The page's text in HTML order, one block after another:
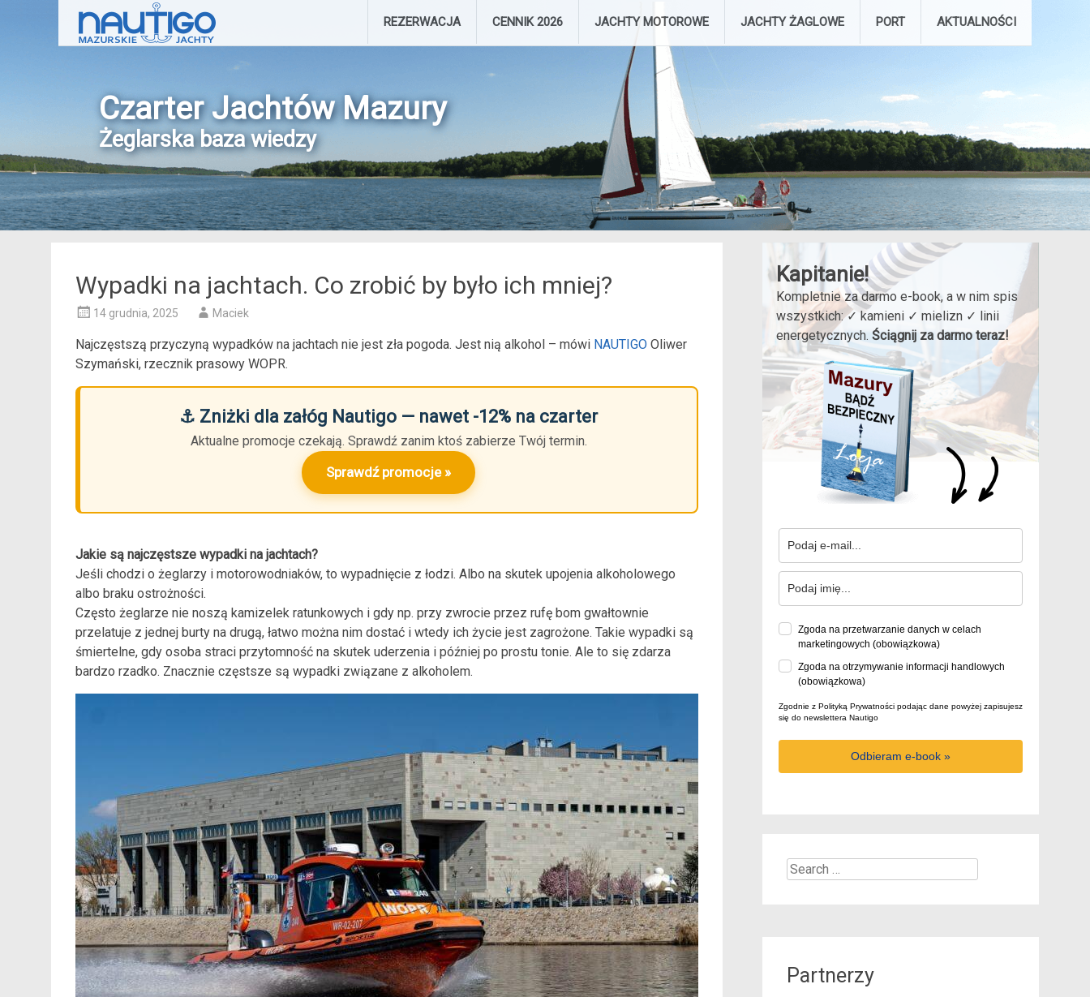
to
content
REZERWACJA CENNIK 2026 JACHTY MOTOROWE JACHTY ŻAGLOWE PORT AKTUALNOŚCI
Czarter Jachtów Mazury
Żeglarska baza wiedzy
Wypadki na jachtach. Co zrobić by było ich mniej?
14 grudnia, 2025 Maciek
Najczęstszą przyczyną wypadków na jachtach nie jest zła pogoda. Jest nią alkohol – mówi NAUTIGO Oliwer
Szymański, rzecznik prasowy WOPR.
⚓ Zniżki dla załóg Nautigo — nawet -12% na czarter
Aktualne promocje czekają. Sprawdź zanim ktoś zabierze Twój termin.
Sprawdź promocje »
Jakie są najczęstsze wypadki na jachtach?
Jeśli chodzi o żeglarzy i motorowodniaków, to wypadnięcie z łodzi. Albo na skutek upojenia alkoholowego
albo braku ostrożności.
Często żeglarze nie noszą kamizelek ratunkowych i gdy np. przy zwrocie przez rufę bom gwałtownie
przelatuje z jednej burty na drugą, łatwo można nim dostać i wtedy ich życie jest zagrożone. Takie wypadki są
śmiertelne, gdy osoba straci przytomność na skutek uderzenia i później po prostu tonie. Ale to się zdarza
bardzo rzadko. Znacznie częstsze są wypadki związane z alkoholem.
Kapitanie!
Kompletnie za darmo e-book, a w nim spis
wszystkich: ✓ kamieni ✓ mielizn ✓ linii
energetycznych. Ściągnij za darmo teraz!
Zgoda na przetwarzanie danych w celach
marketingowych (obowiązkowa)
Zgoda na otrzymywanie informacji handlowych
(obowiązkowa)
Zgodnie z Polityką Prywatności podając dane powyżej zapisujesz
się do newslettera Nautigo
Odbieram e-book »
Search
Partnerzy